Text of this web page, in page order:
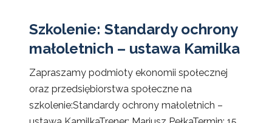
Szkolenie: Standardy ochrony
małoletnich – ustawa Kamilka
Zapraszamy podmioty ekonomii społecznej
oraz przedsiębiorstwa społeczne na
szkolenie:Standardy ochrony małoletnich –